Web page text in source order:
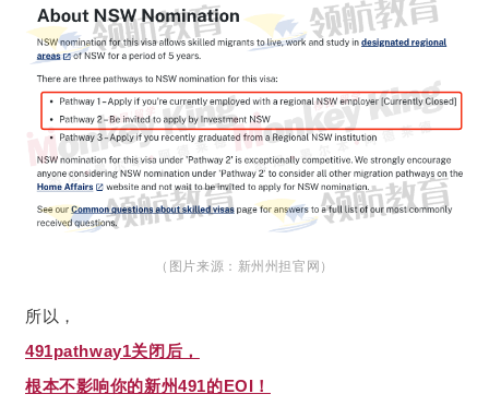
（图片来源：新州州担官网）
所以，
491pathway1关闭后，
根本不影响你的新州491的EOI！